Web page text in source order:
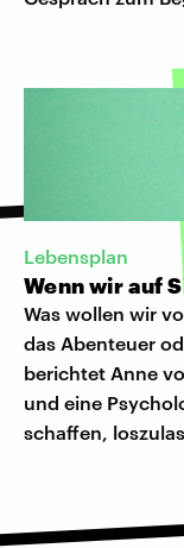
Lebensplan
Wenn wir auf
Was wollen wir
das Abenteuer
berichtet Anne
und eine
schaffen,